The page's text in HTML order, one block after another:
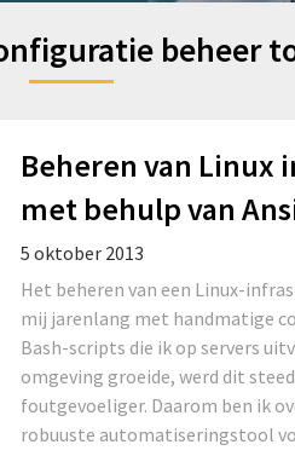
beheer
Beheren van Linux
met behulp van
5 oktober 2013
Het beheren van een Linux-
mij jarenlang met handmatige
Bash-scripts die ik op servers
omgeving groeide, werd dit
foutgevoeliger. Daarom ben ik
robuuste automatiseringstool